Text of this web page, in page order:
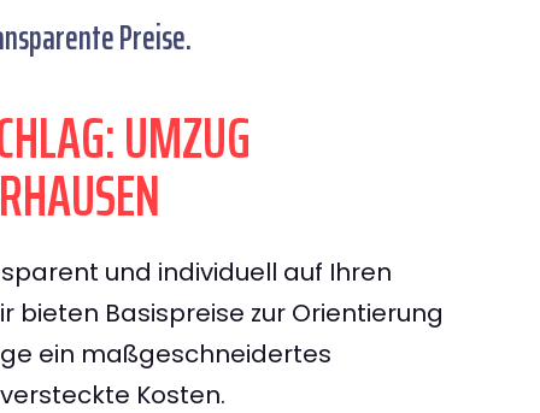
Preise.
UMZUG
und individuell auf Ihren
bieten Basispreise zur Orientierung
ein maßgeschneidertes
Kosten.